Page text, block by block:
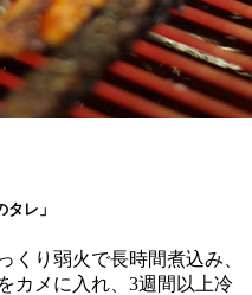
レ」
くり弱火で長時間煮込み、
カメに入れ、3週間以上冷